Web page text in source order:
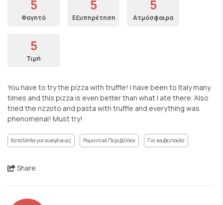
5
Φαγητό
5
Εξυπηρέτηση
5
Ατμόσφαιρα
5
Τιμή
You have to try the pizza with truffle! I have been to Italy many
times and this pizza is even better than what I ate there. Also
tried the rizzoto and pasta with truffle and everything was
phenomenal! Must try!
Κατάλληλο για οικογένειες Ρομαντικό Περιβάλλον Για κουβεντούλα
Share